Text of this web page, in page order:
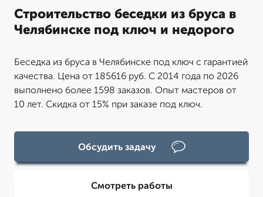
Строительство беседки из бруса в
Челябинске под ключ и недорого
Беседка из бруса в Челябинске под ключ с гарантией
качества. Цена от 185616 руб. С 2014 года по 2026
выполнено более 1598 заказов. Опыт мастеров от
10 лет. Скидка от 15% при заказе под ключ.
Обсудить задачу
Смотреть работы